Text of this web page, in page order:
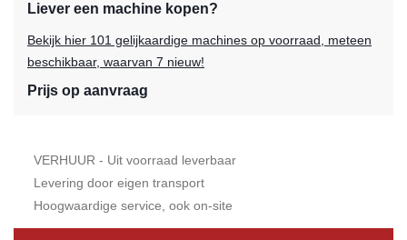
Liever een machine kopen?
Bekijk hier 101 gelijkaardige machines op voorraad, meteen
beschikbaar, waarvan 7 nieuw!
Prijs op aanvraag
VERHUUR - Uit voorraad leverbaar
Levering door eigen transport
Hoogwaardige service, ook on-site